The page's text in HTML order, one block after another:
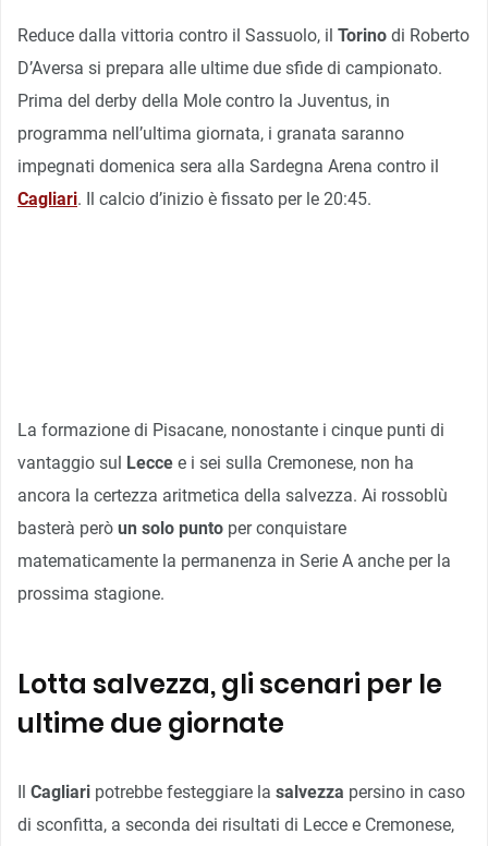
Reduce dalla vittoria contro il Sassuolo, il Torino di Roberto
D’Aversa si prepara alle ultime due sfide di campionato.
Prima del derby della Mole contro la Juventus, in
programma nell’ultima giornata, i granata saranno
impegnati domenica sera alla Sardegna Arena contro il
Cagliari. Il calcio d’inizio è fissato per le 20:45.
La formazione di Pisacane, nonostante i cinque punti di
vantaggio sul
Lecce e i sei sulla Cremonese, non ha
ancora la certezza aritmetica della salvezza. Ai rossoblù
basterà però un solo punto per conquistare
matematicamente la permanenza in Serie A anche per la
prossima stagione.
Lotta salvezza, gli scenari per le
ultime due giornate
Cagliari potrebbe festeggiare la salvezza persino in caso
di sconfitta, a seconda dei risultati di Lecce e Cremonese,